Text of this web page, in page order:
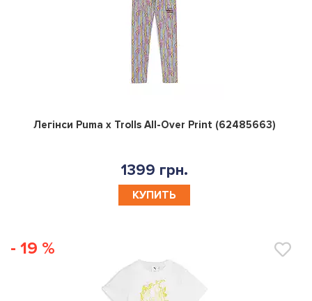
0
Легінси Puma x Trolls All-Over Print (62485663)
1399 грн.
КУПИТЬ
- 19 %